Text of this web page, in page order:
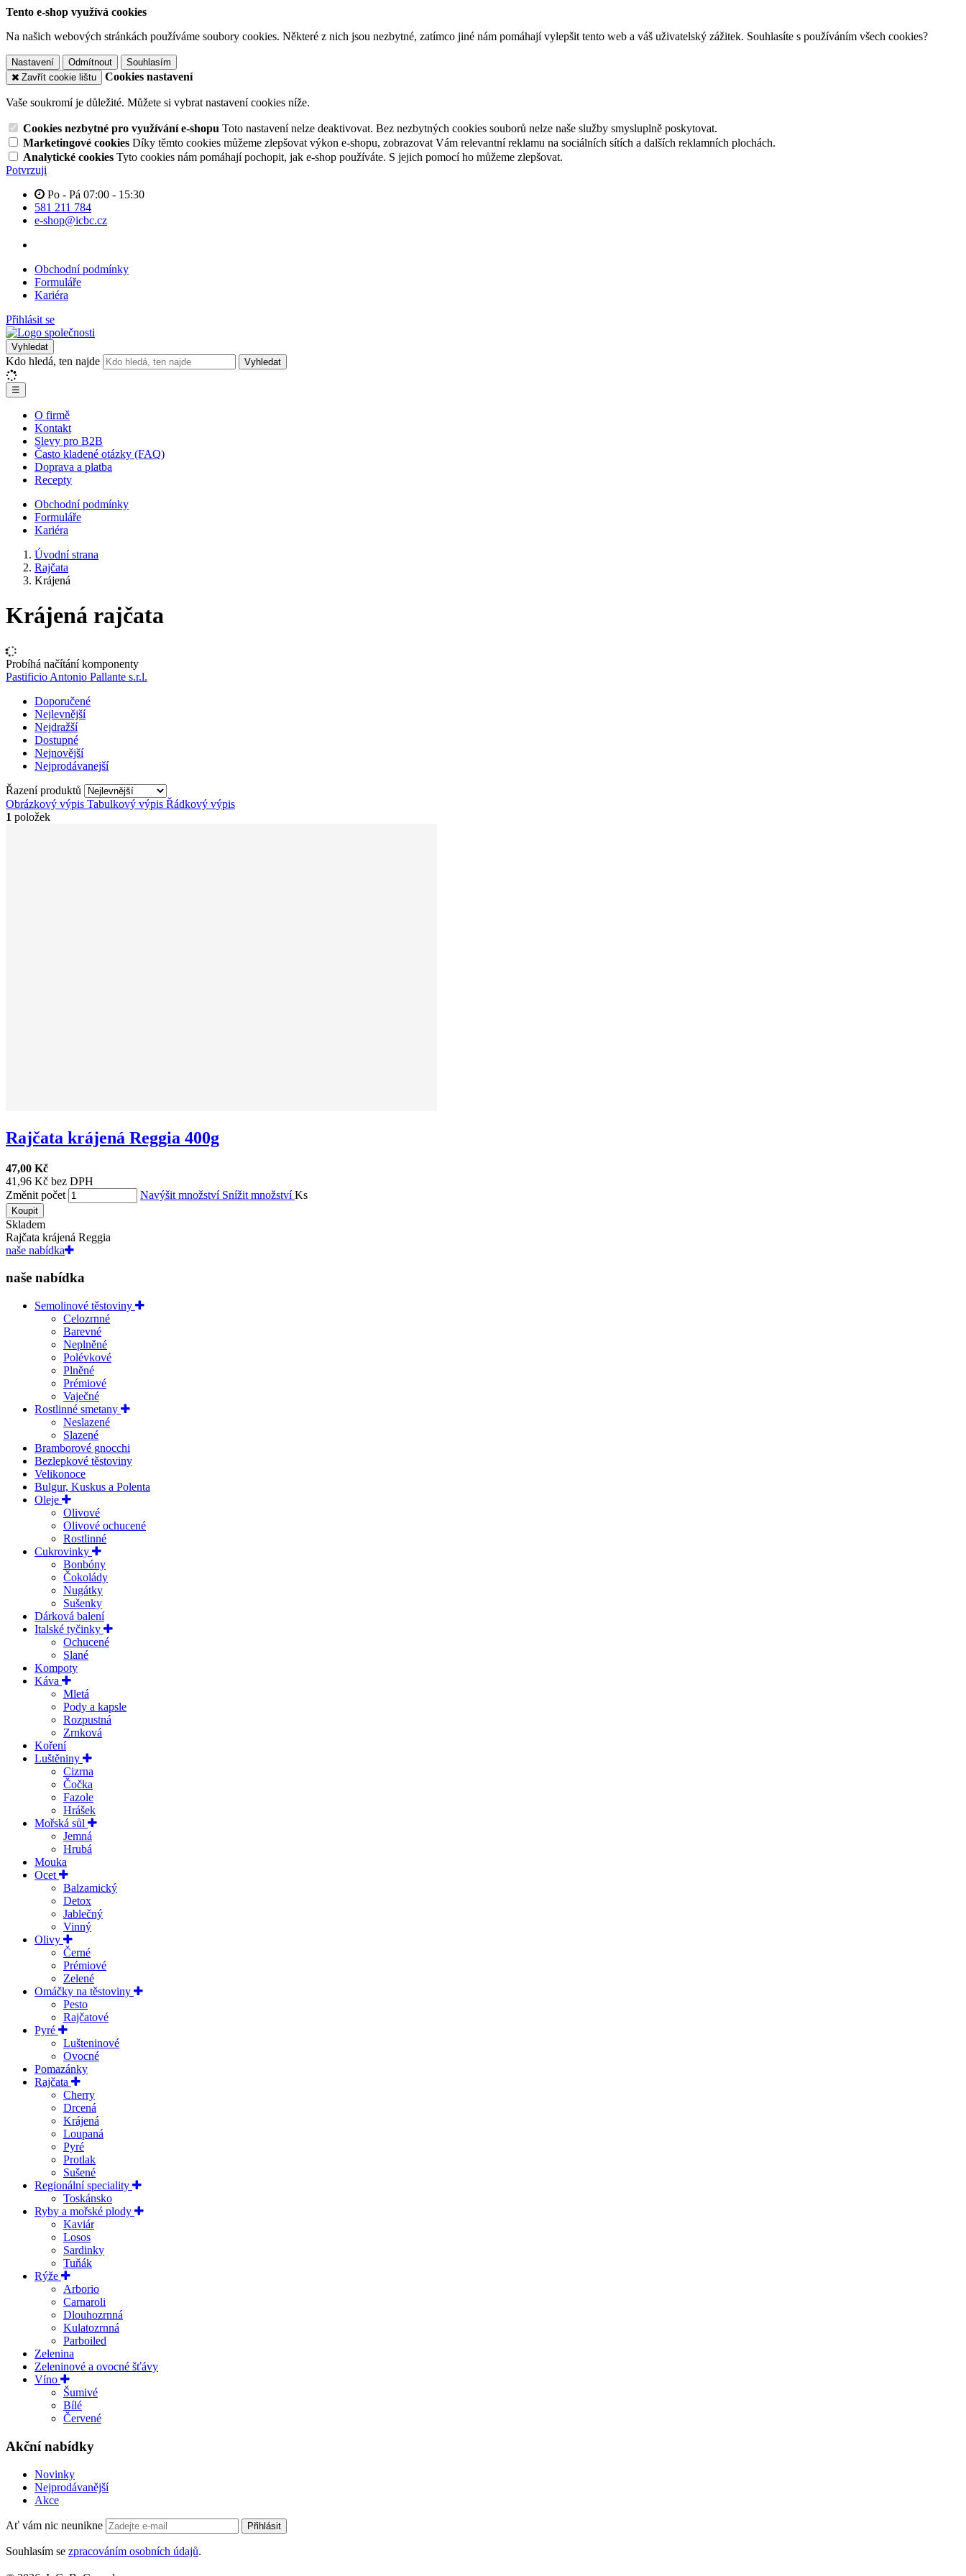
Tento e-shop využívá cookies
Na našich webových stránkách používáme soubory cookies. Některé z nich jsou nezbytné, zatímco jiné nám pomáhají vylepšit tento web a váš uživatelský zážitek. Souhlasíte s používáním všech cookies?
Nastavení Odmítnout
Souhlasím
Zavřít cookie lištu
Cookies nastavení
Vaše soukromí je důležité. Můžete si vybrat nastavení cookies níže.
Cookies nezbytné pro využívání e-shopu Toto nastavení nelze deaktivovat. Bez nezbytných cookies souborů nelze naše služby smysluplně poskytovat.
Marketingové cookies Díky těmto cookies můžeme zlepšovat výkon e-shopu, zobrazovat Vám relevantní reklamu na sociálních sítích a dalších reklamních plochách.
Analytické cookies Tyto cookies nám pomáhají pochopit, jak e-shop používáte. S jejich pomocí ho můžeme zlepšovat.
Potvrzuji
Po - Pá 07:00 - 15:30
581 211 784
e-shop@icbc.cz
Obchodní podmínky
Formuláře
Kariéra
Přihlásit se
Vyhledat
Kdo hledá, ten najde Vyhledat
☰
O firmě
Kontakt
Slevy pro B2B
Často kladené otázky (FAQ)
Doprava a platba
Recepty
Obchodní podmínky
Formuláře
Kariéra
Úvodní strana
Rajčata
Krájená
Krájená rajčata
Probíhá načítání komponenty
Pastificio Antonio Pallante s.r.l.
Doporučené
Nejlevnější
Nejdražší
Dostupné
Nejnovější
Nejprodávanejší
Řazení produktů
Obrázkový výpis Tabulkový výpis Řádkový výpis
1 položek
Rajčata krájená Reggia 400g
47,00 Kč
41,96 Kč bez DPH
Změnit počet
Navýšit množství Snížit množstvíKs
Koupit
Skladem
Rajčata krájená Reggia
naše nabídka
naše nabídka
Semolinové těstoviny
Celozrnné
Barevné
Neplněné
Polévkové
Plněné
Prémiové
Vaječné
Rostlinné smetany
Neslazené
Slazené
Bramborové gnocchi
Bezlepkové těstoviny
Velikonoce
Bulgur, Kuskus a Polenta
Oleje
Olivové
Olivové ochucené
Rostlinné
Cukrovinky
Bonbóny
Čokolády
Nugátky
Sušenky
Dárková balení
Italské tyčinky
Ochucené
Slané
Kompoty
Káva
Mletá
Pody a kapsle
Rozpustná
Zrnková
Koření
Luštěniny
Cizrna
Čočka
Fazole
Hrášek
Mořská sůl
Jemná
Hrubá
Mouka
Ocet
Balzamický
Detox
Jablečný
Vinný
Olivy
Černé
Prémiové
Zelené
Omáčky na těstoviny
Pesto
Rajčatové
Pyré
Lušteninové
Ovocné
Pomazánky
Rajčata
Cherry
Drcená
Krájená
Loupaná
Pyré
Protlak
Sušené
Regionální speciality
Toskánsko
Ryby a mořské plody
Kaviár
Losos
Sardinky
Tuňák
Rýže
Arborio
Carnaroli
Dlouhozrnná
Kulatozrnná
Parboiled
Zelenina
Zeleninové a ovocné šťávy
Víno
Šumivé
Bílé
Červené
Akční nabídky
Novinky
Nejprodávanější
Akce
Ať vám nic neunikne Přihlásit
Souhlasím se zpracováním osobních údajů.